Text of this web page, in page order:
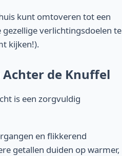
kunt omtoveren tot een
verlichtingsdoelen te
kijken!).
Achter de Knuffel
is een zorgvuldig
en flikkerend
getallen duiden op warmer,